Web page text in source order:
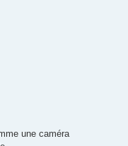
une caméra